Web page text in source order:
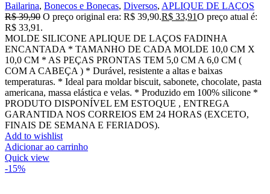
Bailarina, Bonecos e Bonecas, Diversos, APLIQUE DE LAÇOS
R$39,90 O preço original era: R$ 39,90.R$ 33,91O preço atual é:
R$ 33,91.
MOLDE SILICONE APLIQUE DE LAÇOS FADINHA
ENCANTADA * TAMANHO DE CADA MOLDE 10,0 CM X
10,0 CM * AS PEÇAS PRONTAS TEM 5,0 CM A 6,0 CM (
COM A CABEÇA ) * Durável, resistente a altas e baixas
temperaturas. * Ideal para moldar biscuit, sabonete, chocolate, pasta
americana, massa elástica e velas. * Produzido em 100% silicone *
PRODUTO DISPONÍVEL EM ESTOQUE , ENTREGA
GARANTIDA NOS CORREIOS EM 24 HORAS (EXCETO,
FINAIS DE SEMANA E FERIADOS).
Add to wishlist
Adicionar ao carrinho
Quick view
-15%